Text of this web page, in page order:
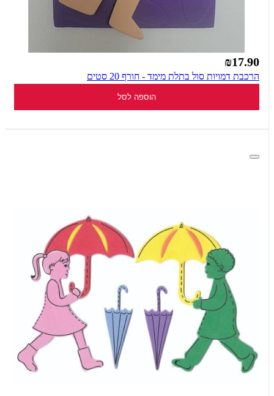
₪17.90
הרכבת דמויות סול בתלת מימד - חורף 20 סטים
הוספה לסל